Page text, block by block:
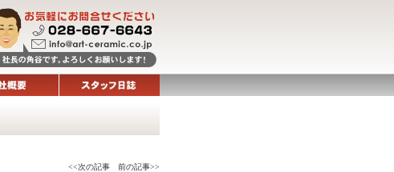
<<次の記事 前の記事>>